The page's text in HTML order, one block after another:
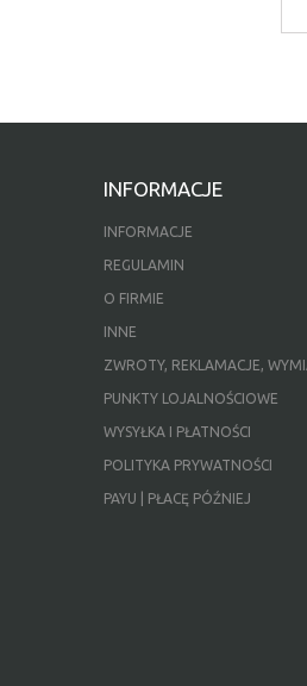
INFORMACJE
INFORMACJE
REGULAMIN
O FIRMIE
INNE
ZWROTY, REKLAMACJE,
PUNKTY LOJALNOŚCIOWE
WYSYŁKA I PŁATNOŚCI
POLITYKA PRYWATNOŚCI
PAYU | PŁACĘ PÓŹNIEJ